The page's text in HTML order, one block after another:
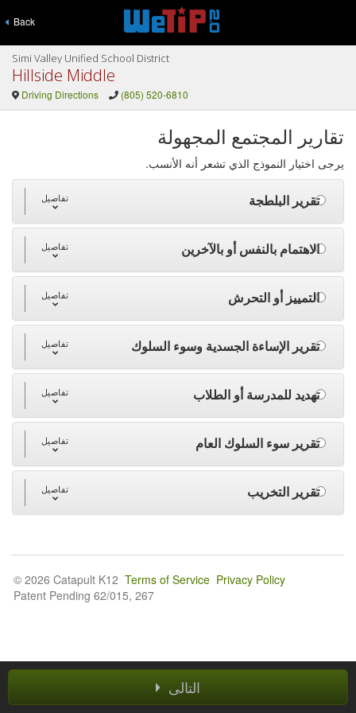
Back
Simi Valley Unified School District
Hillside Middle
Driving Directions (805) 520-6810
تقارير المجتمع المجهولة
يرجى اختيار النموذج الذي تشعر أنه الأنسب.
تقرير البلطجة تفاصيل
الاهتمام بالنفس أو بالآخرين تفاصيل
التمييز أو التحرش تفاصيل
تقرير الإساءة الجسدية وسوء السلوك تفاصيل
تهديد للمدرسة أو الطلاب تفاصيل
تقرير سوء السلوك العام تفاصيل
تقرير التخريب تفاصيل
التالى
© 2026 Catapult K12 Terms of Service Privacy Policy
Patent Pending 62/015, 267